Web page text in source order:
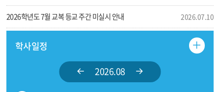
2026학년도 7월 교복 등교 주간 미실시 안내 2026.07.10
학사일정
2026.08
더